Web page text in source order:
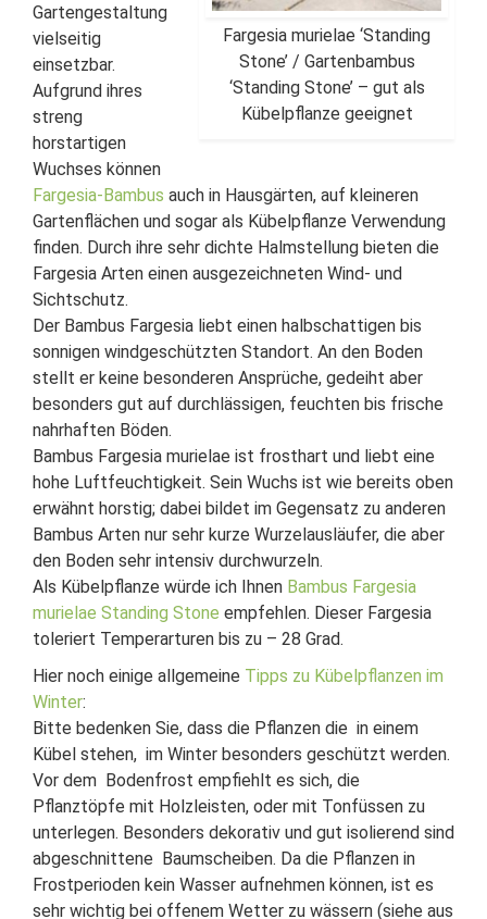
Fargesia murielae ‘Standing
Stone’ / Gartenbambus
‘Standing Stone’ – gut als
Kübelpflanze geeignet
Gartengestaltung
vielseitig
einsetzbar.
Aufgrund ihres
streng
horstartigen
Wuchses können
Fargesia-Bambus auch in Hausgärten, auf kleineren
Gartenflächen und sogar als Kübelpflanze Verwendung
finden. Durch ihre sehr dichte Halmstellung bieten die
Fargesia Arten einen ausgezeichneten Wind- und
Sichtschutz.
Der Bambus Fargesia liebt einen halbschattigen bis
sonnigen windgeschützten Standort. An den Boden
stellt er keine besonderen Ansprüche, gedeiht aber
besonders gut auf durchlässigen, feuchten bis frische
nahrhaften Böden.
Bambus Fargesia murielae ist frosthart und liebt eine
hohe Luftfeuchtigkeit. Sein Wuchs ist wie bereits oben
erwähnt horstig; dabei bildet im Gegensatz zu anderen
Bambus Arten nur sehr kurze Wurzelausläufer, die aber
den Boden sehr intensiv durchwurzeln.
Als Kübelpflanze würde ich Ihnen Bambus Fargesia
murielae Standing Stone empfehlen. Dieser Fargesia
toleriert Temperarturen bis zu – 28 Grad.
Hier noch einige allgemeine Tipps zu Kübelpflanzen im
Winter:
Bitte bedenken Sie, dass die Pflanzen die in einem
Kübel stehen, im Winter besonders geschützt werden.
Vor dem Bodenfrost empfiehlt es sich, die
Pflanztöpfe mit Holzleisten, oder mit Tonfüssen zu
unterlegen. Besonders dekorativ und gut isolierend sind
abgeschnittene Baumscheiben. Da die Pflanzen in
Frostperioden kein Wasser aufnehmen können, ist es
sehr wichtig bei offenem Wetter zu wässern (siehe aus